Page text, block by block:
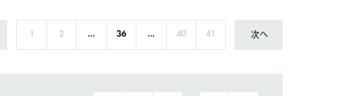
1 2 ... 36 ... 40 41 次へ